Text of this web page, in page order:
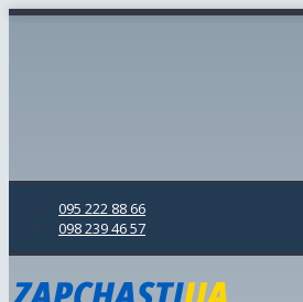
095 222 88 66
098 239 46 57